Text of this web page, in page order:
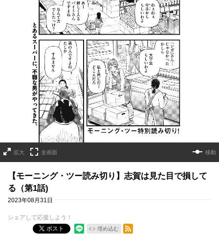
拡大 全画面 移動
【モーニング・ツー読み切り】志賀は見た目で損して
る（第1話)
2023年08月31日
シェアして応援しよう！
ポスト
埋め込む
RSSフィード